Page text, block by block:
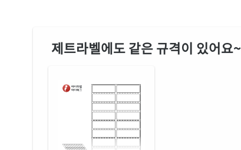
제트라벨에도 같은 규격이 있어요~